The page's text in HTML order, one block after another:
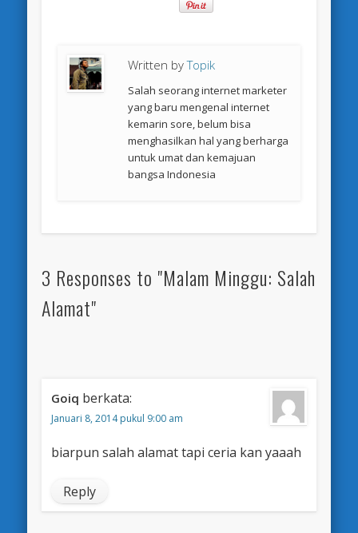
Written byTopik
Salah seorang internet marketer
yang baru mengenal internet
kemarin sore, belum bisa
menghasilkan hal yang berharga
untuk umat dan kemajuan
bangsa Indonesia
3 Responses to "Malam Minggu: Salah
Alamat"
Goiq berkata:
Januari 8, 2014 pukul 9:00 am
biarpun salah alamat tapi ceria kan yaaah
Reply